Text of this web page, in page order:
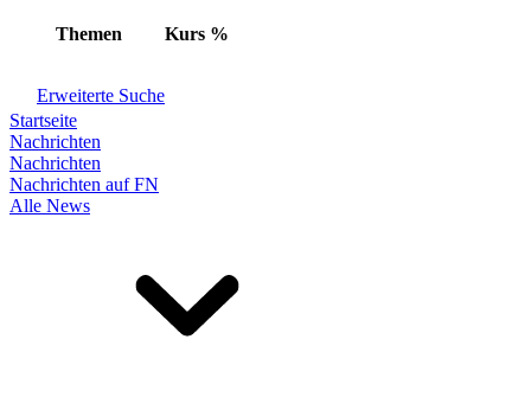
Themen Kurs %
Erweiterte Suche
Startseite
Nachrichten
Nachrichten
Nachrichten auf FN
Alle News